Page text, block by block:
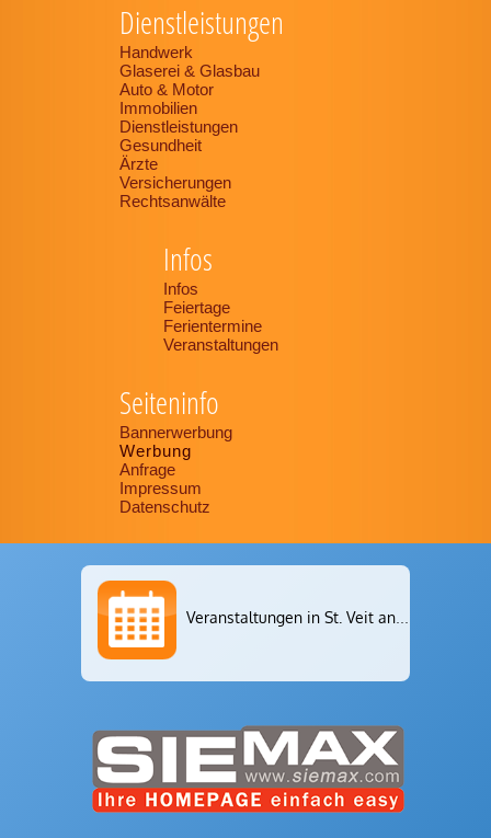
Dienstleistungen
Handwerk
Glaserei & Glasbau
Auto & Motor
Immobilien
Dienstleistungen
Gesundheit
Ärzte
Versicherungen
Rechtsanwälte
Infos
Infos
Feiertage
Ferientermine
Veranstaltungen
Seiteninfo
Bannerwerbung
Werbung
Anfrage
Impressum
Datenschutz
Veranstaltungen in St. Veit an der Glan